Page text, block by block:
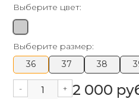
Выберите цвет:
Выберите размер:
36
37 38
- + 2 000